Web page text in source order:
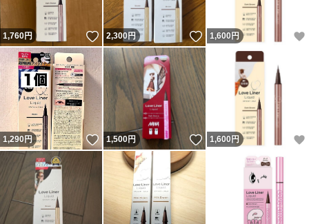
1,760円 いいね！
2,300円 いいね！
1,600 円
1,290円 いいね！
1,500円 いいね！
1,600 円